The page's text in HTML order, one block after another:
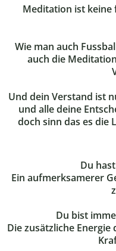
Meditation ist keine
Wie man auch
auch die
Und dein Verstand ist
und alle deine
doch sinn das es die
Du
Ein aufmerksamerer
Du bist
Die zusätzliche